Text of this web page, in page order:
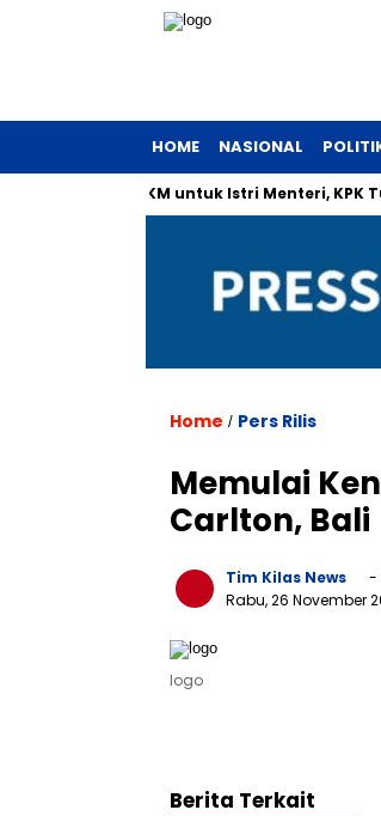
HOME NASIONAL
UMKM untuk Istri Menteri, KPK Turun
Home / Pers Rilis
Memulai
Carlton, Bali
Tim Kilas News
-
Rabu, 26 November
logo
Berita Terkait